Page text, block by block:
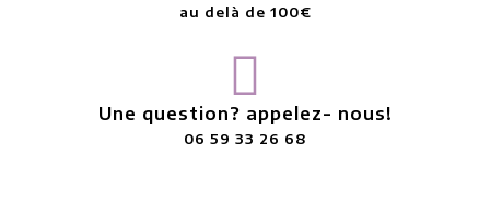
au delà de 100€
Une question? appelez- nous!
06 59 33 26 68